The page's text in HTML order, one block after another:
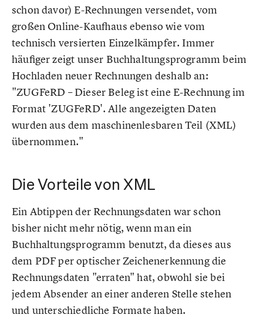
schon davor) E-Rechnungen versendet, vom
großen Online-Kaufhaus ebenso wie vom
technisch versierten Einzelkämpfer. Immer
häufiger zeigt unser Buchhaltungsprogramm beim
Hochladen neuer Rechnungen deshalb an:
"ZUGFeRD – Dieser Beleg ist eine E-Rechnung im
Format 'ZUGFeRD'. Alle angezeigten Daten
wurden aus dem maschinenlesbaren Teil (XML)
übernommen."
Die Vorteile von XML
Ein Abtippen der Rechnungsdaten war schon
bisher nicht mehr nötig, wenn man ein
Buchhaltungsprogramm benutzt, da dieses aus
dem PDF per optischer Zeichenerkennung die
Rechnungsdaten "erraten" hat, obwohl sie bei
jedem Absender an einer anderen Stelle stehen
und unterschiedliche Formate haben.